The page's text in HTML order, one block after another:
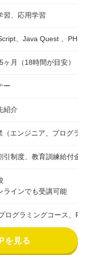
習、応用学習
、Java Quest 、PHP
ヶ月（18時間が目安）
ー
紹介
（エンジニア、プログラ
引制度、教育訓練給付金制
ラインでも受講可能
ログラミングコース、
を見る